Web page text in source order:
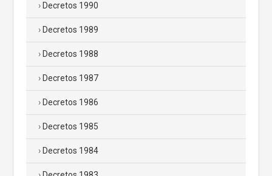
Decretos 1990
Decretos 1989
Decretos 1988
Decretos 1987
Decretos 1986
Decretos 1985
Decretos 1984